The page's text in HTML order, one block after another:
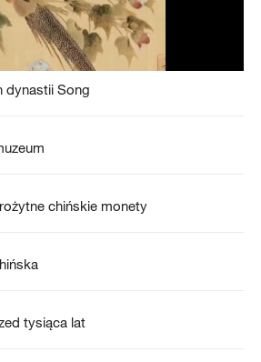
dynastii Song
chińskie monety
tysiąca lat